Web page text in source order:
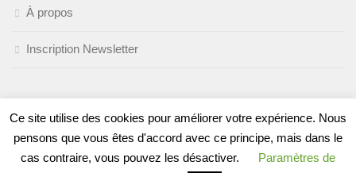
À propos
Inscription Newsletter
Fièrement propulsé par - Conçu parThème Hueman
Ce site utilise des cookies pour améliorer votre expérience. Nous
pensons que vous êtes d'accord avec ce principe, mais dans le
cas contraire, vous pouvez les désactiver.
Paramètres de